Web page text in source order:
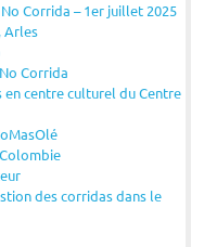
Corrida – 1er juillet 2025
Arles
Corrida
centre culturel du Centre
des corridas dans le